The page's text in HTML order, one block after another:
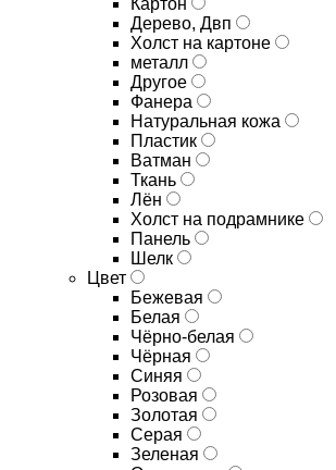
Картон
Дерево, Двп
Холст на картоне
металл
Другое
Фанера
Натуральная кожа
Пластик
Ватман
Ткань
Лён
Холст на подрамнике
Панель
Шелк
Цвет
Бежевая
Белая
Чёрно-белая
Чёрная
Синяя
Розовая
Золотая
Серая
Зеленая